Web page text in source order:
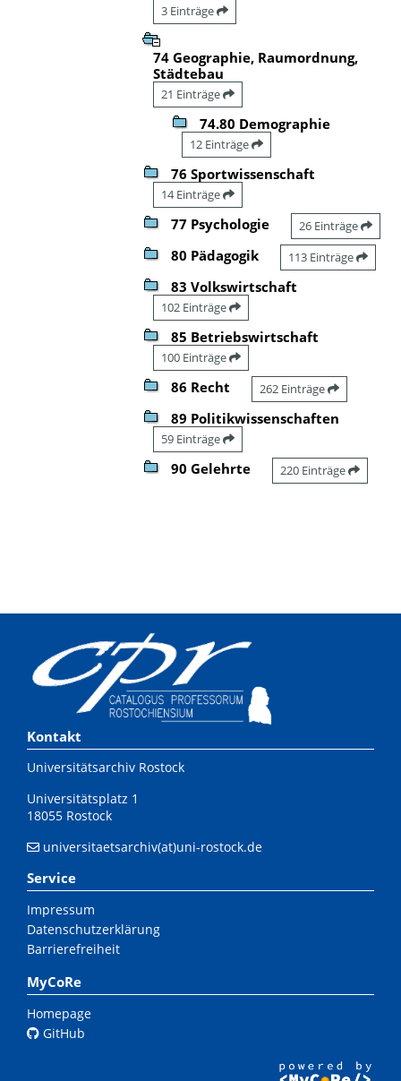
3 Einträge
74 Geographie, Raumordnung,
Städtebau
21 Einträge
74.80 Demographie
12 Einträge
76 Sportwissenschaft
14 Einträge
77 Psychologie 26 Einträge
80 Pädagogik 113 Einträge
83 Volkswirtschaft
102 Einträge
85 Betriebswirtschaft
100 Einträge
86 Recht 262 Einträge
89 Politikwissenschaften
59 Einträge
90 Gelehrte 220 Einträge
Kontakt
Universitätsarchiv Rostock
Universitätsplatz 1
18055 Rostock
universitaetsarchiv(at)uni-rostock.de
Service
Impressum
Datenschutzerklärung
Barrierefreiheit
MyCoRe
Homepage
GitHub